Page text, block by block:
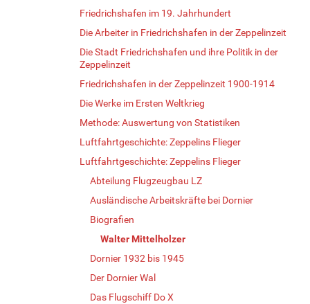
Friedrichshafen im 19. Jahrhundert
Die Arbeiter in Friedrichshafen in der Zeppelinzeit
Die Stadt Friedrichshafen und ihre Politik in der
Zeppelinzeit
Friedrichshafen in der Zeppelinzeit 1900-1914
Die Werke im Ersten Weltkrieg
Methode: Auswertung von Statistiken
Luftfahrtgeschichte: Zeppelins Flieger
Luftfahrtgeschichte: Zeppelins Flieger
Abteilung Flugzeugbau LZ
Ausländische Arbeitskräfte bei Dornier
Biografien
Walter Mittelholzer
Dornier 1932 bis 1945
Der Dornier Wal
Das Flugschiff Do X